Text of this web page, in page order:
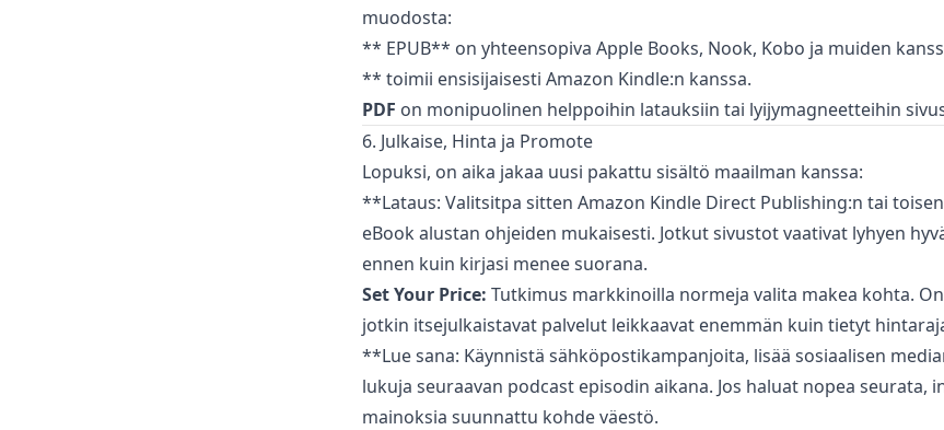
muodosta:
** EPUB** on yhteensopiva Apple Books, Nook, Kobo ja muiden
** toimii ensisijaisesti Amazon Kindle:n kanssa.
PDF on monipuolinen helppoihin latauksiin tai lyijymagneetteihin
6. Julkaise, Hinta ja Promote
Lopuksi, on aika jakaa uusi pakattu sisältö maailman kanssa:
**Lataus: Valitsitpa sitten Amazon Kindle Direct Publishing:n tai
eBook alustan ohjeiden mukaisesti. Jotkut sivustot vaativat lyhyen
ennen kuin kirjasi menee suorana.
Set Your Price: Tutkimus markkinoilla normeja valita makea kohta.
jotkin itsejulkaistavat palvelut leikkaavat enemmän kuin tietyt
**Lue sana: Käynnistä sähköpostikampanjoita, lisää sosiaalisen
lukuja seuraavan podcast episodin aikana. Jos haluat nopea seurata,
mainoksia suunnattu kohde väestö.